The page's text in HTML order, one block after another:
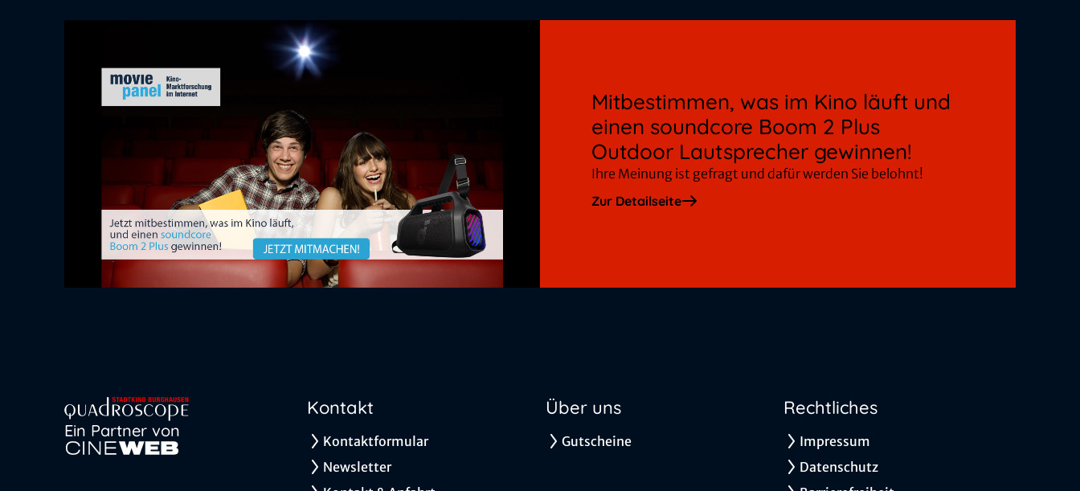
Mitbestimmen, was im Kino läuft und
einen soundcore Boom 2 Plus
Outdoor Lautsprecher gewinnen!
Ihre Meinung ist gefragt und dafür werden Sie belohnt!
Zur Detailseite
Ein Partner von
Kontakt
Kontaktformular
Newsletter
Über uns
Gutscheine
Rechtliches
Impressum
Datenschutz